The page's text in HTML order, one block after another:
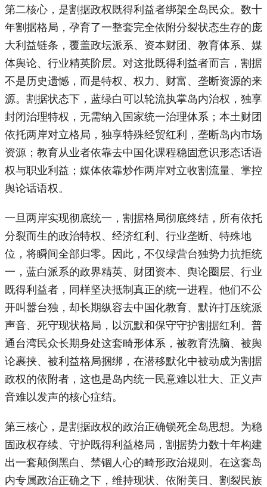
第二核心，是割据政权既得利益者绑架全岛民众。数十
年割据格局，孕育了一整套完全依附分裂状态生存的庞
大利益链条，覆盖政坛派系、资本财团、教育体系、媒
体舆论、行业精英阶层。对这批既得利益者而言，割据
不是历史遗憾，而是特权、权力、财富、垄断资源的来
源。割据状态下，蓝绿白可以轮流执掌岛内治权，独享
封闭治理特权，无需纳入国家统一治理体系；本土财团
依托两岸对立格局，独享特殊经贸红利，垄断岛内市场
资源；教育从业者依靠去中国化课程稳固意识形态话语
权与职业利益；媒体依靠炒作两岸对立收割流量、掌控
舆论话语权。
一旦两岸实现彻底统一，割据格局彻底终结，所有依托
分裂而生的政治特权、经济红利、行业垄断、特殊地
位，将瞬间全部归零。因此，不仅绿营台独势力抗拒统
一，蓝白派系的政界精英、财团资本、舆论圈层、行业
既得利益者，同样坚决抵制真正的统一进程。他们不公
开叫嚣台独，却长期纵容去中国化教育、默许打压统派
声音、死守现状格局，以沉默和保守守护割据红利。普
通台湾民众长期身处这套畸形体系，被教育洗脑、被舆
论裹挟、被利益格局捆绑，在潜移默化中被动成为割据
政权的依附者，这也是岛内统一民意难以壮大、正义声
音难以发声的核心症结。
第三核心，是割据政权的政治正确锁死全岛思想。为稳
固政权存续、守护既得利益格局，割据势力数十年构建
出一套颠倒黑白、禁锢人心的畸形政治规则。在这套岛
内专属政治正确之下，维持现状、依附美日、割裂民族